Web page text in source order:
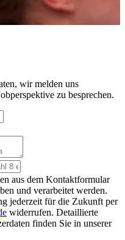
wir melden uns
zu besprechen.
aus dem Kontaktformular
und verarbeitet werden.
jederzeit für die Zukunft per
widerrufen. Detaillierte
finden Sie in unserer